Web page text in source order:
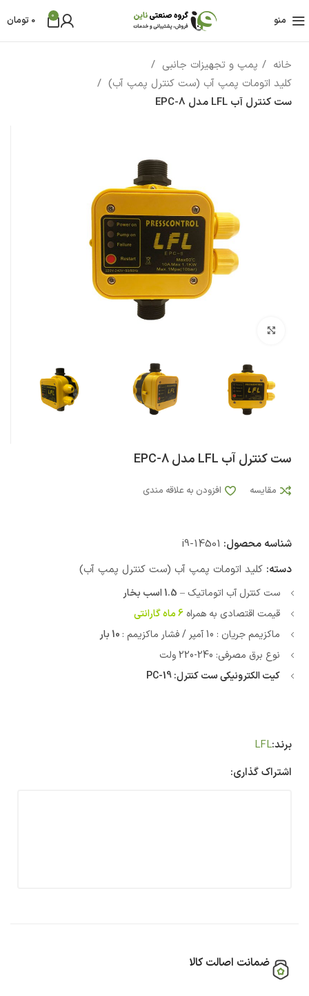
منو 0
0 تومان
خانه
پمپ و تجهیزات جانبی
کلید اتومات پمپ آب (ست کنترل پمپ آب)
ست کنترل آب LFL مدل EPC-8
ست کنترل آب LFL مدل EPC-8
مقایسه افزودن به علاقه مندی
شناسه محصول: i9-14501
دسته: کلید اتومات پمپ آب (ست کنترل پمپ آب)
ست کنترل آب اتوماتیک – 1.5 اسب بخار
قیمت اقتصادی به همراه 6 ماه گارانتی
ماکزیمم جریان : 10 آمپر / فشار ماکزیمم :
نوع برق مصرفی: 240-220 ولت
کیت الکترونیکی ست کنترل: PC-19
برند:LFL
اشتراک گذاری:
ضمانت اصالت کالا